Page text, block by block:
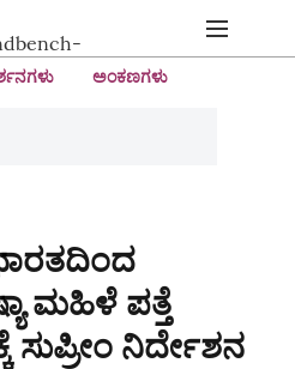
ಅಂಕಣಗಳು
ಮಹಿಳೆ ಪತ್ತೆ
ಸುಪ್ರೀಂ ನಿರ್ದೇಶನ